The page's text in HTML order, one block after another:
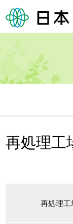
再処理工
再処理工